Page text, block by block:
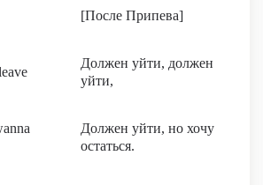
[После Припева]
Должен уйти, должен
уйти,
Должен уйти, но хочу
остаться.